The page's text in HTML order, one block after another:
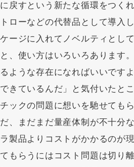
に戻すという新たな循環をつく
トローなどの代替品として導入
ケージに入れてノベルティとし
と、使い方はいろいろあります
るような存在になればいいです
できているんだ」と気付いたと
チックの問題に想いを馳せても
だ、まだまだ量産体制が不十分
ラ製品よりコストがかかるのが
てもらうにはコスト問題は切り